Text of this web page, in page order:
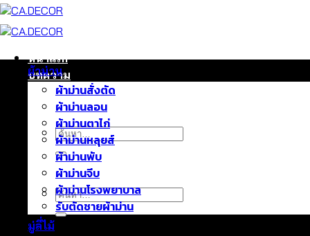
ข้าม
ยัง
หน้าแรก
บทความ
ติดต่อเรา
เกี่ยวกับเรา
ค้นหา:
ค้นหา:
ผ้าม่าน
ผ้าม่านสั่งตัด
ผ้าม่านลอน
ผ้าม่านตาไก่
ผ้าม่านหลุยส์
ผ้าม่านพับ
ผ้าม่านจีบ
ผ้าม่านโรงพยาบาล
รับตัดชายผ้าม่าน
มู่ลี่ไม้